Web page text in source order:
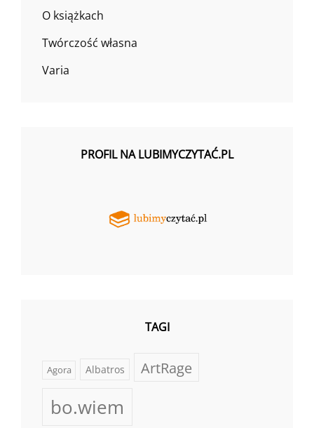
O książkach
Twórczość własna
Varia
PROFIL NA LUBIMYCZYTAĆ.PL
TAGI
Agora Albatros ArtRage
bo.wiem